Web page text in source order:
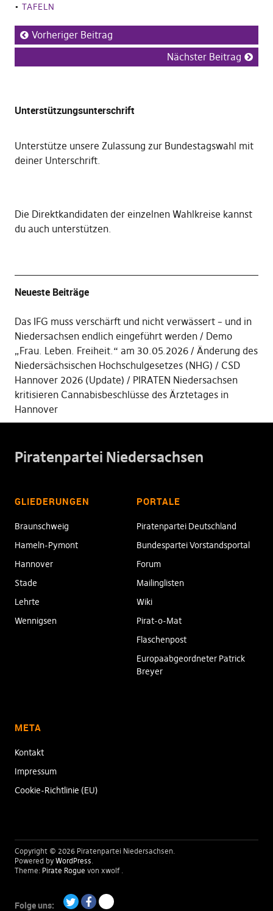
• TAFELN
Vorheriger Beitrag
Nächster Beitrag
Unterstützungsunterschrift
Unterstütze unsere Zulassung zur Bundestagswahl mit
deiner Unterschrift.
Die Direktkandidaten der einzelnen Wahlkreise kannst
du auch unterstützen.
Neueste Beiträge
Das IFG muss verschärft und nicht verwässert – und in
Niedersachsen endlich eingeführt werden
Demo
„Frau. Leben. Freiheit.“ am 30.05.2026
Änderung des
Niedersächsischen Hochschulgesetzes (NHG)
CSD
Hannover 2026 (Update)
PIRATEN Niedersachsen
kritisieren Cannabisbeschlüsse des Ärztetages in
Hannover
Piratenpartei Niedersachsen
GLIEDERUNGEN
Braunschweig
Hameln-Pymont
Hannover
Stade
Lehrte
Wennigsen
PORTALE
Piratenpartei Deutschland
Bundespartei Vorstandsportal
Forum
Mailinglisten
Wiki
Pirat-o-Mat
Flaschenpost
Europaabgeordneter Patrick
Breyer
META
Kontakt
Impressum
Cookie-Richtlinie (EU)
Copyright © 2026 Piratenpartei Niedersachsen
Powered by WordPress
Theme: Pirate Rogue von xwolf
Folge uns: